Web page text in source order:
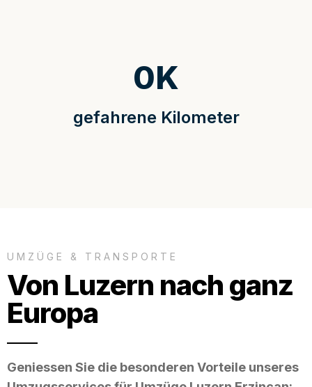
gefahrene Kilometer
0K
UMZÜGE & TRANSPORTE
Von Luzern nach ganz
Europa
Geniessen Sie die besonderen Vorteile unseres